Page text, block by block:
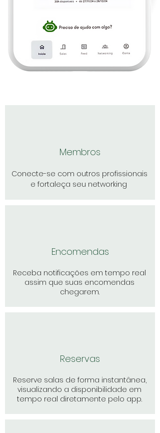
Membros
Conecte-se com outros profissionais
e fortaleça seu networking
Encomendas
Receba notificações em tempo real
assim que suas encomendas
chegarem.
Reservas
Reserve salas de forma instantânea,
visualizando a disponibilidade em
tempo real diretamente pelo app.